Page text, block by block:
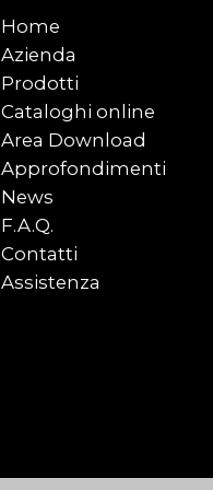
Home
Azienda
Prodotti
Cataloghi online
Area Download
Approfondimenti
News
F.A.Q.
Contatti
Assistenza